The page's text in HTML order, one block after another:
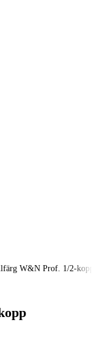
W&N Prof. 1/2-kopp